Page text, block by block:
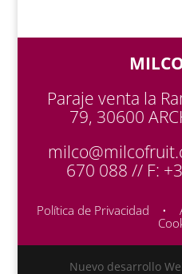
Paraje venta la
79, 30600
670 088 // F:
Política de Privacidad •
Nuevo desarrollo